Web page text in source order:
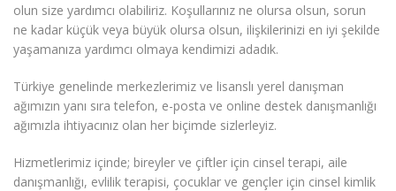
olun size yardımcı olabiliriz. Koşullarınız ne olursa olsun, sorun
ne kadar küçük veya büyük olursa olsun, ilişkilerinizi en iyi şekilde
yaşamanıza yardımcı olmaya kendimizi adadık.
Türkiye genelinde merkezlerimiz ve lisanslı yerel danışman
ağımızın yanı sıra telefon, e-posta ve online destek danışmanlığı
ağımızla ihtiyacınız olan her biçimde sizlerleyiz.
Hizmetlerimiz içinde; bireyler ve çiftler için cinsel terapi, aile
danışmanlığı, evlilik terapisi, çocuklar ve gençler için cinsel kimlik